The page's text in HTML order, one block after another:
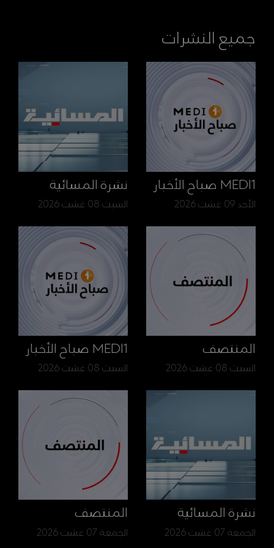
جميع النشرات
MEDI1 صباح الأخبار
الأحد 09 غشت 2026
نشرة المسائية
السبت 08 غشت 2026
المنتصف
السبت 08 غشت 2026
MEDI1 صباح الأخبار
السبت 08 غشت 2026
نشرة المسائية
الجمعة 07 غشت 2026
المنتصف
الجمعة 07 غشت 2026